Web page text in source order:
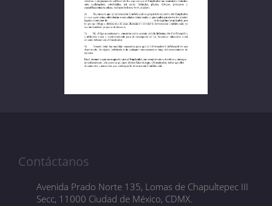
Contáctanos
Avenida Prado Norte 135, Lomas de Chapultepec III
Secc, 11000 Ciudad de México, CDMX.